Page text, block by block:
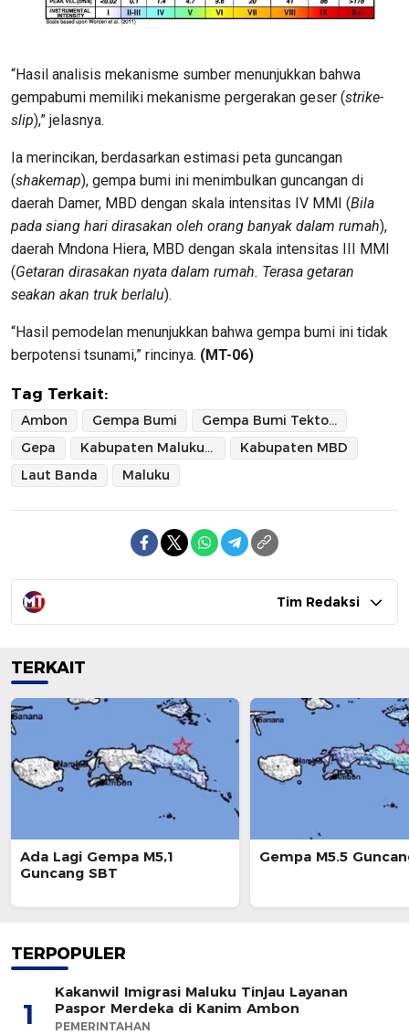
“Hasil analisis mekanisme sumber menunjukkan bahwa
gempabumi memiliki mekanisme pergerakan geser (strike-
slip),” jelasnya.
Ia merincikan, berdasarkan estimasi peta guncangan
(shakemap), gempa bumi ini menimbulkan guncangan di
daerah Damer, MBD dengan skala intensitas IV MMI (Bila
pada siang hari dirasakan oleh orang banyak dalam rumah),
daerah Mndona Hiera, MBD dengan skala intensitas III MMI
(Getaran dirasakan nyata dalam rumah. Terasa getaran
seakan akan truk berlalu).
“Hasil pemodelan menunjukkan bahwa gempa bumi ini tidak
berpotensi tsunami,” rincinya. (MT-06)
Tag Terkait:
Ambon Gempa Bumi
Gempa Bumi Tektonik
Gepa
Kabupaten Maluku Barat Daya
Kabupaten MBD
Laut Banda
Maluku
Tim Redaksi
TERKAIT
Ada Lagi Gempa M5,1
Guncang SBT
Gempa M5.5
TERPOPULER
1
Kakanwil Imigrasi Maluku Tinjau Layanan
Paspor Merdeka di Kanim Ambon
PEMERINTAHAN